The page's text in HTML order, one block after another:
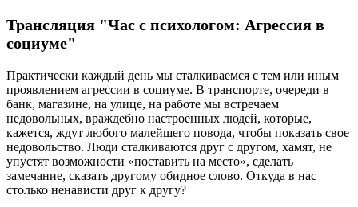
Трансляция "Час с психологом: Агрессия в
социуме"
Практически каждый день мы сталкиваемся с тем или иным
проявлением агрессии в социуме. В транспорте, очереди в
банк, магазине, на улице, на работе мы встречаем
недовольных, враждебно настроенных людей, которые,
кажется, ждут любого малейшего повода, чтобы показать свое
недовольство. Люди сталкиваются друг с другом, хамят, не
упустят возможности «поставить на место», сделать
замечание, сказать другому обидное слово. Откуда в нас
столько ненависти друг к другу?